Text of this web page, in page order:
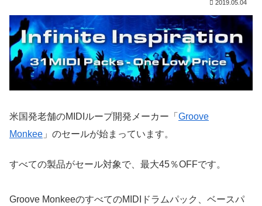
2019.05.04
米国発老舗のMIDIループ開発メーカー「 Groove
Monkee 」のセールが始まっています。
すべての製品がセール対象で、最大45％OFFです。
Groove MonkeeのすべてのMIDIドラムパック、ベースパ